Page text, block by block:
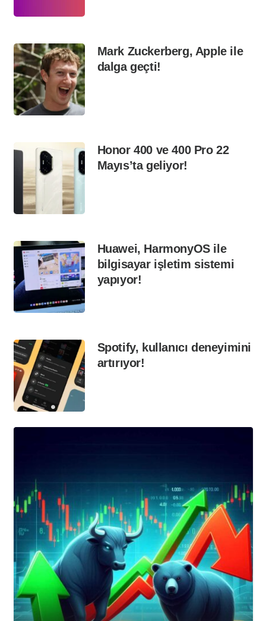
Mark Zuckerberg, Apple ile
dalga geçti!
Honor 400 ve 400 Pro 22
Mayıs’ta geliyor!
Huawei, HarmonyOS ile
bilgisayar işletim sistemi
yapıyor!
Spotify, kullanıcı deneyimini
artırıyor!